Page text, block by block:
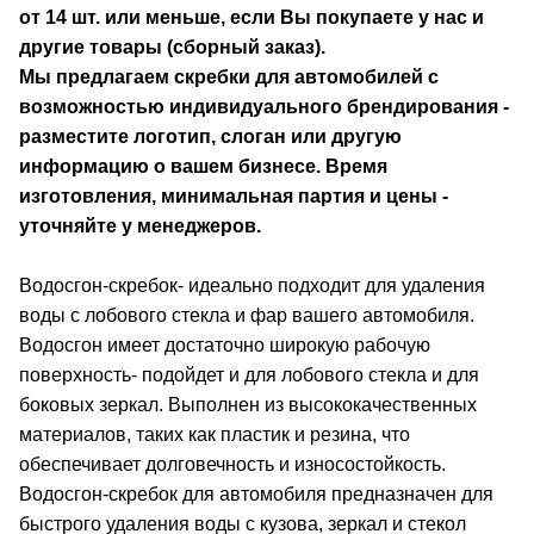
от 14 шт. или меньше, если Вы покупаете у нас и
другие товары (сборный заказ).
Мы предлагаем скребки для автомобилей с
возможностью индивидуального брендирования -
разместите логотип, слоган или другую
информацию о вашем бизнесе. Время
изготовления, минимальная партия и цены -
уточняйте у менеджеров.
Водосгон-скребок- идеально подходит для удаления
воды с лобового стекла и фар вашего автомобиля.
Водосгон имеет достаточно широкую рабочую
поверхность- подойдет и для лобового стекла и для
боковых зеркал. Выполнен из высококачественных
материалов, таких как пластик и резина, что
обеспечивает долговечность и износостойкость.
Водосгон-скребок для автомобиля предназначен для
быстрого удаления воды с кузова, зеркал и стекол